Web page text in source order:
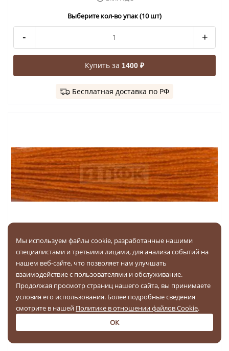
Выберите кол-во упак (10 шт)
- +
Купить за 1400 ₽
Бесплатная доставка по РФ
Нить швейная армированная 35 АП/ПМ (аналог 35ЛЛ)
2500 м цв 192 (уп 10/кор 100)
Цена за 1 шт
140₽
Мы используем файлы cookie, разработанные нашими
специалистами и третьими лицами, для анализа событий на
нашем веб-сайте, что позволяет нам улучшать
взаимодействие с пользователями и обслуживание.
Продолжая просмотр страниц нашего сайта, вы принимаете
условия его использования. Более подробные сведения
смотрите в нашей Политике в отношении файлов Cookie.
ОК